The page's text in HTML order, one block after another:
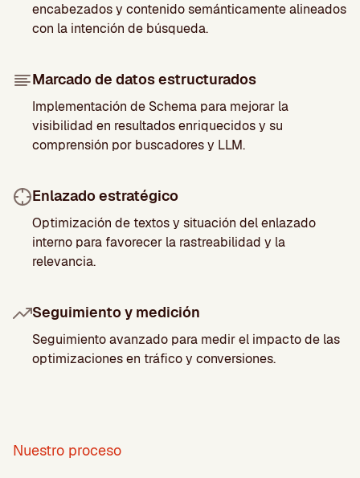
encabezados y contenido semánticamente alineados
con la intención de búsqueda.
Marcado de datos estructurados
Implementación de Schema para mejorar la
visibilidad en resultados enriquecidos y su
comprensión por buscadores y LLM.
Enlazado estratégico
Optimización de textos y situación del enlazado
interno para favorecer la rastreabilidad y la
relevancia.
Seguimiento y medición
Seguimiento avanzado para medir el impacto de las
optimizaciones en tráfico y conversiones.
Nuestro proceso